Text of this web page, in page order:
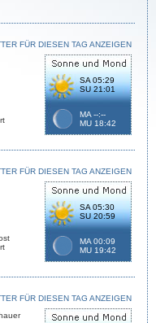
FÜR DIESEN TAG ANZEIGEN
SA 05:29
SU 21:01
MA --:--
MU 18:42
FÜR DIESEN TAG ANZEIGEN
SA 05:30
SU 20:59
MA 00:09
MU 19:42
FÜR DIESEN TAG ANZEIGEN